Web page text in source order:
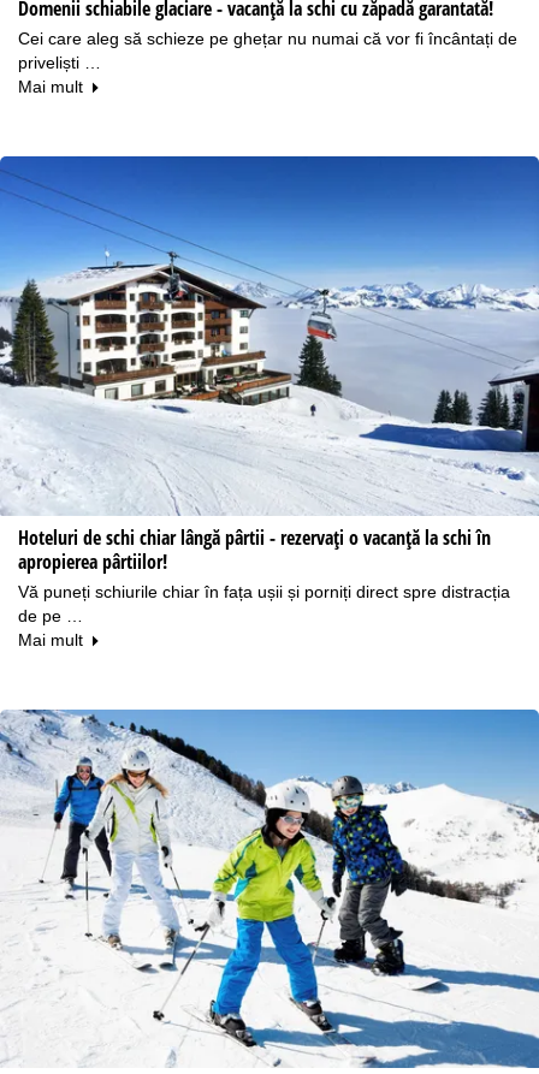
Domenii schiabile glaciare - vacanță la schi cu zăpadă garantată!
Cei care aleg să schieze pe ghețar nu numai că vor fi încântați de
priveliști …
Mai mult
Hoteluri de schi chiar lângă pârtii - rezervați o vacanță la schi în
apropierea pârtiilor!
Vă puneți schiurile chiar în fața ușii și porniți direct spre distracția
de pe …
Mai mult